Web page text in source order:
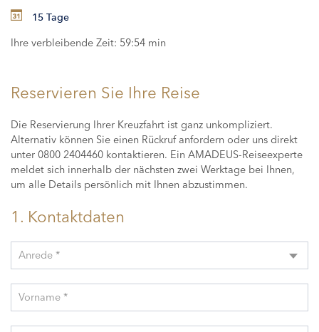
15 Tage
Ihre verbleibende Zeit: 59:54 min
Reservieren Sie Ihre Reise
Die Reservierung Ihrer Kreuzfahrt ist ganz unkompliziert.
Alternativ können Sie einen Rückruf anfordern oder uns direkt
unter 0800 2404460 kontaktieren. Ein AMADEUS-Reiseexperte
meldet sich innerhalb der nächsten zwei Werktage bei Ihnen,
um alle Details persönlich mit Ihnen abzustimmen.
1. Kontaktdaten
Anrede *
Vorname *